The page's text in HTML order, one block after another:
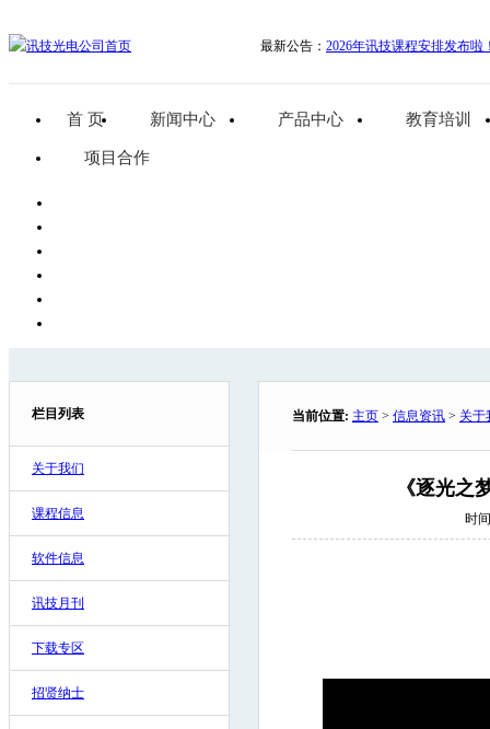
最新公告： 2026年讯技课程安排发布啦
首 页 新闻中心 产品中心 教育培训
项目合作
栏目列表
关于我们
课程信息
软件信息
讯技月刊
下载专区
招贤纳士
当前位置: 主页 > 信息资讯 > 关于
《逐光
时